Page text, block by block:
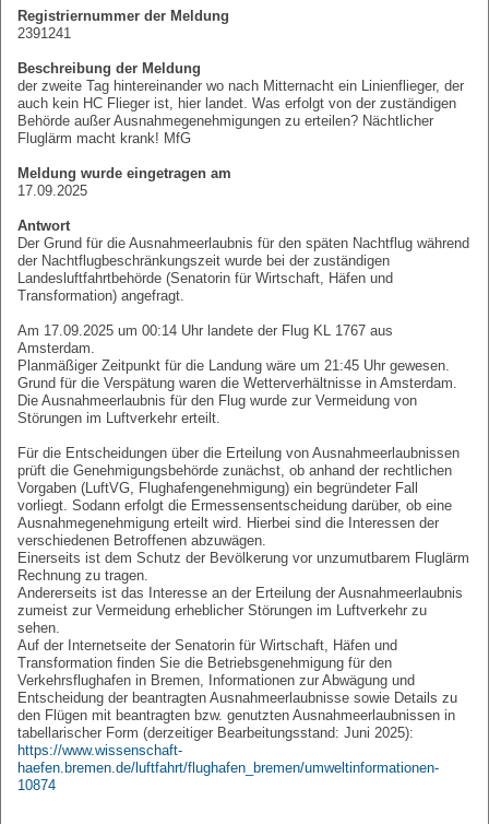
Registriernummer der Meldung
2391241
Beschreibung der Meldung
der zweite Tag hintereinander wo nach Mitternacht ein Linienflieger, der
auch kein HC Flieger ist, hier landet. Was erfolgt von der zuständigen
Behörde außer Ausnahmegenehmigungen zu erteilen? Nächtlicher
Fluglärm macht krank! MfG
Meldung wurde eingetragen am
17.09.2025
Antwort
Der Grund für die Ausnahmeerlaubnis für den späten Nachtflug während
der Nachtflugbeschränkungszeit wurde bei der zuständigen
Landesluftfahrtbehörde (Senatorin für Wirtschaft, Häfen und
Transformation) angefragt.
Am 17.09.2025 um 00:14 Uhr landete der Flug KL 1767 aus
Amsterdam.
Planmäßiger Zeitpunkt für die Landung wäre um 21:45 Uhr gewesen.
Grund für die Verspätung waren die Wetterverhältnisse in Amsterdam.
Die Ausnahmeerlaubnis für den Flug wurde zur Vermeidung von
Störungen im Luftverkehr erteilt.
Für die Entscheidungen über die Erteilung von Ausnahmeerlaubnissen
prüft die Genehmigungsbehörde zunächst, ob anhand der rechtlichen
Vorgaben (LuftVG, Flughafengenehmigung) ein begründeter Fall
vorliegt. Sodann erfolgt die Ermessensentscheidung darüber, ob eine
Ausnahmegenehmigung erteilt wird. Hierbei sind die Interessen der
verschiedenen Betroffenen abzuwägen.
Einerseits ist dem Schutz der Bevölkerung vor unzumutbarem Fluglärm
Rechnung zu tragen.
Andererseits ist das Interesse an der Erteilung der Ausnahmeerlaubnis
zumeist zur Vermeidung erheblicher Störungen im Luftverkehr zu
sehen.
Auf der Internetseite der Senatorin für Wirtschaft, Häfen und
Transformation finden Sie die Betriebsgenehmigung für den
Verkehrsflughafen in Bremen, Informationen zur Abwägung und
Entscheidung der beantragten Ausnahmeerlaubnisse sowie Details zu
den Flügen mit beantragten bzw. genutzten Ausnahmeerlaubnissen in
tabellarischer Form (derzeitiger Bearbeitungsstand: Juni 2025):
https://www.wissenschaft-
haefen.bremen.de/luftfahrt/flughafen_bremen/umweltinformationen-
10874